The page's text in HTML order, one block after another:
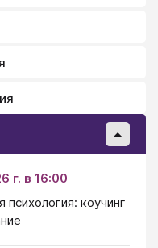
г. в 16:00
психология: коучинг